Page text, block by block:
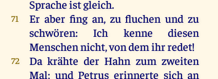
Spracheistgleich.
71 Er aber fing an, zu fluchen und zu
schwören: Ich kenne
diesen
Menschennicht,vondemihrredet!
72 Da krähte der Hahn zum zweiten
Mal; und Petrus erinnerte sich an